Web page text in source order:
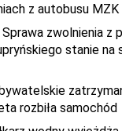
z autobusu MZK
Sprawa zwolnienia z
stanie na
rozbiła samochód